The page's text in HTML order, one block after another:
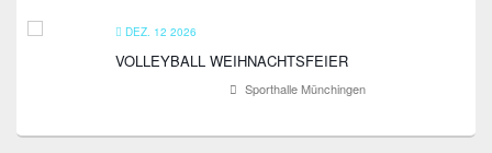
DEZ. 12 2026
VOLLEYBALL WEIHNACHTSFEIER
Sporthalle Münchingen